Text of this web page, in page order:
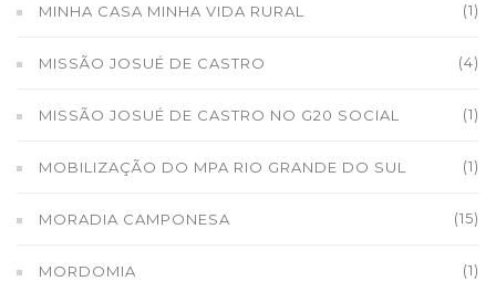
MINHA CASA MINHA VIDA RURAL (1)
MISSÃO JOSUÉ DE CASTRO (4)
MISSÃO JOSUÉ DE CASTRO NO G20 SOCIAL (1)
MOBILIZAÇÃO DO MPA RIO GRANDE DO SUL (1)
MORADIA CAMPONESA (15)
MORDOMIA (1)